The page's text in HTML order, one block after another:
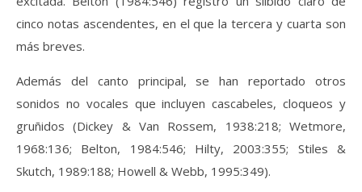
cinco notas ascendentes, en el que la tercera y cuarta son
más breves.
Además del canto principal, se han reportado otros
sonidos no vocales que incluyen cascabeles, cloqueos y
gruñidos (Dickey & Van Rossem, 1938:218; Wetmore,
1968:136; Belton, 1984:546; Hilty, 2003:355; Stiles &
Skutch, 1989:188; Howell & Webb, 1995:349).